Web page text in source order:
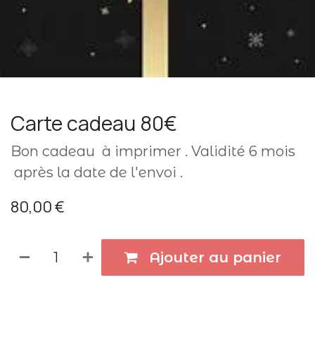
Carte cadeau 80€
Bon cadeau à imprimer . Validité 6 mois
après la date de l'envoi .
80,00€
Ajouter au panier